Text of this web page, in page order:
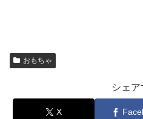
おもちゃ
シェア
X